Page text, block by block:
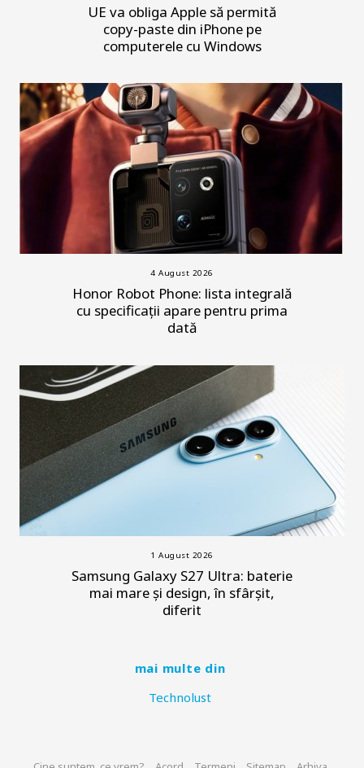
UE va obliga Apple să permită
copy-paste din iPhone pe
computerele cu Windows
4 August 2026
Honor Robot Phone: lista integrală
cu specificații apare pentru prima
dată
1 August 2026
Samsung Galaxy S27 Ultra: baterie
mai mare și design, în sfârșit,
diferit
mai multe din
Technolust